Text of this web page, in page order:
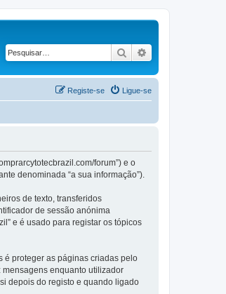
Pesquisar
Ligue-se
Registe-se
forum”) e o
denominada “a sua informação”).
de texto, transferidos
de sessão anónima
e é usado para registar os tópicos
é proteger as páginas criadas pelo
mensagens enquanto utilizador
depois do registo e quando ligado